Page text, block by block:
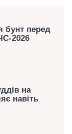
бунт перед
2026
на
навіть